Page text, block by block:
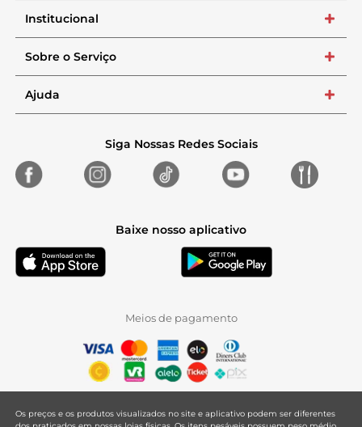
Institucional +
Sobre o Serviço +
Ajuda +
Siga Nossas Redes Sociais
Baixe nosso aplicativo
Meios de pagamento
Os preços e os produtos visualizados no site e aplicativo podem ser diferentes